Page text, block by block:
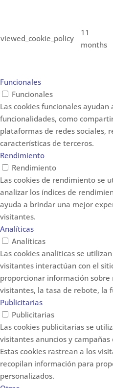
viewed_cookie_policy
11
months
Funcionales
Funcionales
Las cookies funcionales
funcionalidades, como
plataformas de redes sociales,
características de terceros.
Rendimiento
Rendimiento
Las cookies de rendimiento se
analizar los índices de
ayuda a brindar una mejor
visitantes.
Analíticas
Analíticas
Las cookies analíticas se
visitantes interactúan con el
proporcionar información
visitantes, la tasa de rebote, la
Publicitarias
Publicitarias
Las cookies publicitarias se
visitantes anuncios y
Estas cookies rastrean a los
recopilan información para
personalizados.